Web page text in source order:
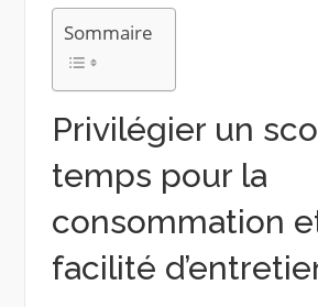
Sommaire
Privilégier un
temps pour la
consommation
facilité